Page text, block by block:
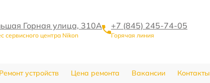
Горная улица, 310А
сервисного центра Nikon
+7 (845) 245-74-05
Горячая линия
устройств Цена ремонта Вакансии Контакты